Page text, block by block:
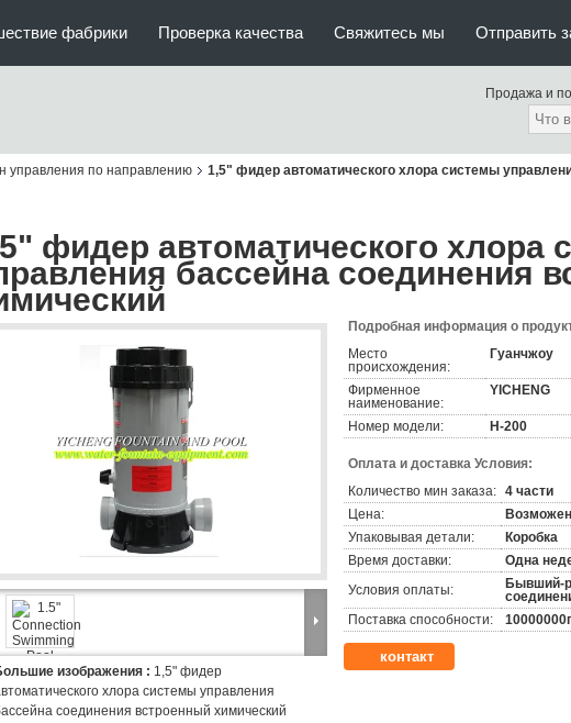
фабрики Проверка качества Свяжитесь мы Отправить
Продажа и
управления по направлению 1,5" фидер автоматического хлора системы
фидер автоматического хлора
бассейна соединения
изображения : 1,5" фидер
хлора системы управления
соединения встроенный химический
Подробная информация о
Место
происхождения:
Гуанчжоу
Фирменное
наименование:
YICHENG
Номер модели: H-200
Оплата и доставка Условия:
Количество мин заказа: 4 части
Цена:
Упаковывая детали:
Коробка
Время доставки:
Одна
Условия оплаты:
Бывший-
Поставка способности:
контакт